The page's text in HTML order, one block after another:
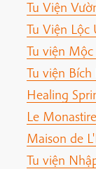
Tu Viện
Tu Viện Lộc
Tu viện Mộc
Tu viện
Healing
Le
Maison de
Tu viện